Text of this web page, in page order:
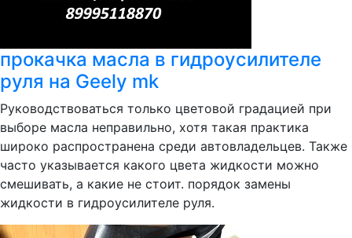
прокачка масла в гидроусилителе
руля на Geely mk
Руководствоваться только цветовой градацией при
выборе масла неправильно, хотя такая практика
широко распространена среди автовладельцев. Также
часто указывается какого цвета жидкости можно
смешивать, а какие не стоит. порядок замены
жидкости в гидроусилителе руля.